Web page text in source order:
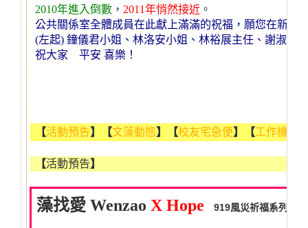
2010年進入倒數 ， 2011年悄然接近 。
公共關係室全體成員在此獻上滿滿的祝福，願您在新的
(左起) 鐘儀君小姐、林洛安小姐、林裕展主任、謝淑如
祝大家 平安 喜樂！
【活動預告】 【文藻動態】 【校友宅急便】 【工作機會
【活動預告】
藻找愛 Wenzao XHope 919風災祈福系列活動